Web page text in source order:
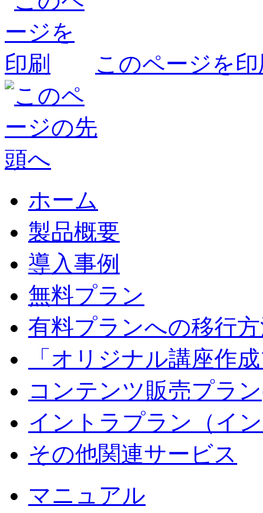
このページを
ホーム
製品概要
導入事例
無料プラン
有料プランへの移行
「オリジナル講座作
コンテンツ販売プラ
イントラプラン（イ
その他関連サービス
マニュアル